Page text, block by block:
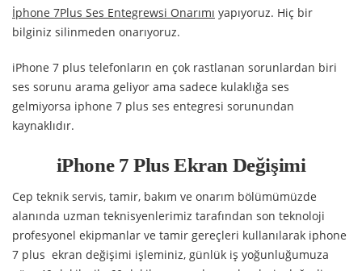
İphone 7Plus Ses Entegrewsi Onarımı yapıyoruz. Hiç bir
bilginiz silinmeden onarıyoruz.
iPhone 7 plus telefonların en çok rastlanan sorunlardan biri
ses sorunu arama geliyor ama sadece kulaklığa ses
gelmiyorsa iphone 7 plus ses entegresi sorunundan
kaynaklıdır.
iPhone 7 Plus Ekran Değişimi
Cep teknik servis, tamir, bakım ve onarım bölümümüzde
alanında uzman teknisyenlerimiz tarafından son teknoloji
profesyonel ekipmanlar ve tamir gereçleri kullanılarak iphone
7 plus ekran değişimi işleminiz, günlük iş yoğunluğumuza